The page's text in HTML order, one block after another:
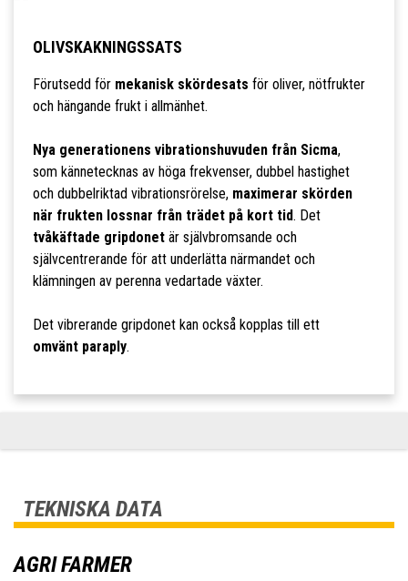
OLIVSKAKNINGSSATS
Förutsedd för mekanisk skördesats för oliver, nötfrukter
och hängande frukt i allmänhet.
Nya generationens vibrationshuvuden från Sicma,
som kännetecknas av höga frekvenser, dubbel hastighet
och dubbelriktad vibrationsrörelse, maximerar skörden
när frukten lossnar från trädet på kort tid. Det
tvåkäftade gripdonetär självbromsande och
självcentrerande för att underlätta närmandet och
klämningen av perenna vedartade växter.
Det vibrerande gripdonet kan också kopplas till ett
omvänt paraply.
TEKNISKA DATA
AGRI FARMER